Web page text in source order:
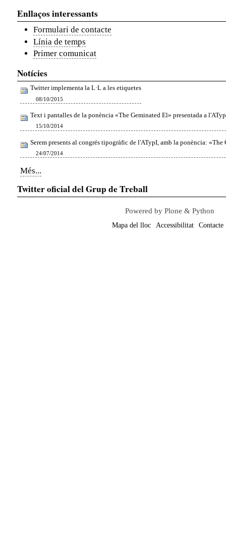
Enllaços interessants
Formulari de contacte
Línia de temps
Primer comunicat
Notícies
Twitter implementa la L·L a les etiquetes
08/10/2015
Text i pantalles de la ponència «The Geminated El» presentada a
15/10/2014
Serem presents al congrés tipogràfic de l'ATypI, amb la ponència: «The
24/07/2014
Notícies
-
Més...
Twitter oficial del Grup de Treball
Powered by Plone & Python
Mapa del lloc Accessibilitat Contacte